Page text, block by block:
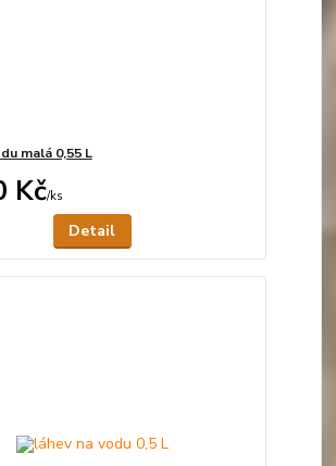
malá 0,55 L
Kč/ks
Detail